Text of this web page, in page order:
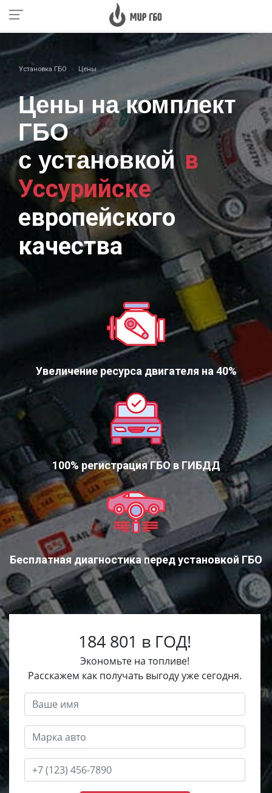
Установка ГБО Цены
Цены на комплект
ГБО
с установкой в
Уссурийске
европейского
качества
Увеличение ресурса двигателя на 40%
100% регистрация ГБО в ГИБДД
Бесплатная диагностика перед установкой ГБО
184 801 в ГОД!
Экономьте на топливе!
Расскажем как получать выгоду уже сегодня.